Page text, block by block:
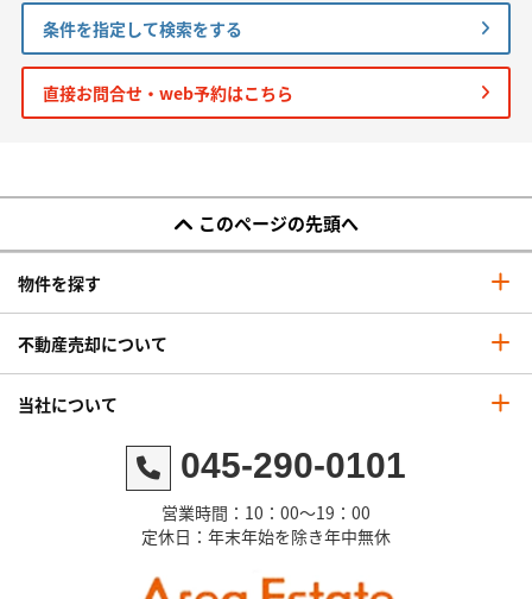
条件を指定して検索をする
直接お問合せ・web予約はこちら
このページの先頭へ
物件を探す
不動産売却について
当社について
045-290-0101
営業時間：10：00～19：00
定休日：年末年始を除き年中無休